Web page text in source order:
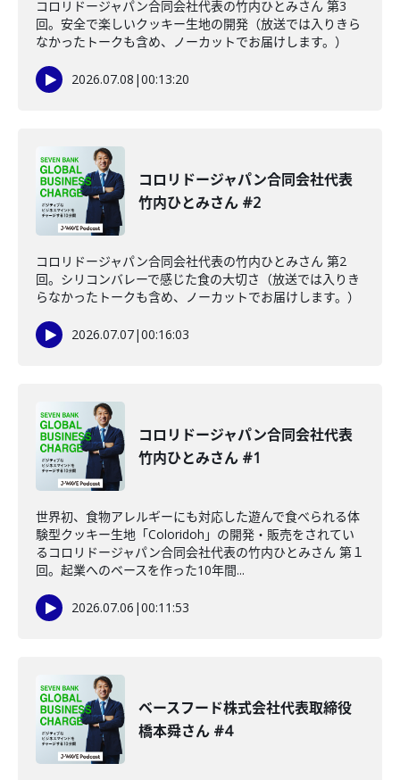
コロリドージャパン合同会社代表の竹内ひとみさん 第3
回。安全で楽しいクッキー生地の開発（放送では入りきら
なかったトークも含め、ノーカットでお届けします。）
2026.07.08 |00:13:20
コロリドージャパン合同会社代表
竹内ひとみさん #2
コロリドージャパン合同会社代表の竹内ひとみさん 第2
回。シリコンバレーで感じた食の大切さ（放送では入りき
らなかったトークも含め、ノーカットでお届けします。）
2026.07.07|00:16:03
コロリドージャパン合同会社代表
竹内ひとみさん #1
世界初、食物アレルギーにも対応した遊んで食べられる体
験型クッキー生地「Coloridoh」の開発・販売をされてい
るコロリドージャパン合同会社代表の竹内ひとみさん 第１
回。起業へのベースを作った10年間...
2026.07.06 |00:11:53
ベースフード株式会社代表取締役
橋本舜さん #4